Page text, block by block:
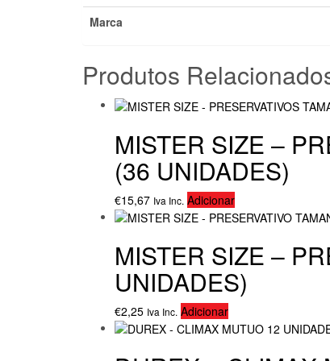
Marca
Produtos
MISTER SIZE –
(36 UNIDADES)
€15,67 Iva Inc. Adicionar
MISTER SIZE –
UNIDADES)
€2,25 Iva Inc. Adicionar